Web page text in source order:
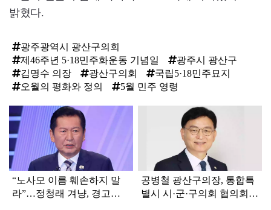
밝혔다.
광주광역시 광산구의회
제46주년 5·18민주화운동 기념일
광주시 광산구
김명수 의장
광산구의회
국립5·18민주묘지
오월의 평화와 정의
5월 민주 영령
탑
라
인
“노사모 이름 훼손하지 말
라”…정청래 겨냥, 경고장
공병철 광산구의장, 통합특
별시 시·군·구의회 협의회